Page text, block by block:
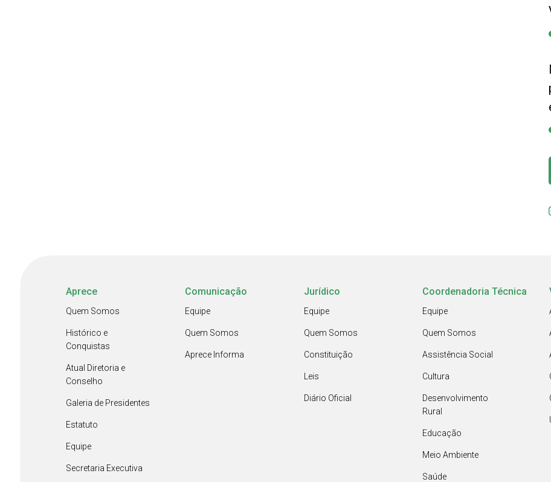
Aprece
Quem Somos
Histórico e
Conquistas
Atual Diretoria e
Conselho
Galeria de Presidentes
Estatuto
Equipe
Secretaria Executiva
Comunicação
Equipe
Quem Somos
Aprece Informa
Jurídico
Equipe
Quem Somos
Constituição
Leis
Diário Oficial
Coordenadoria Técnica
Equipe
Quem Somos
Assistência Social
Cultura
Desenvolvimento
Rural
Educação
Meio Ambiente
Saúde